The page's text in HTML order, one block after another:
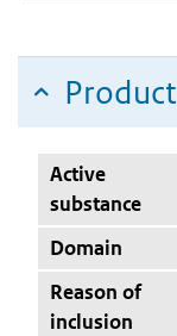
Product
Active
substance
Domain
Reason of
inclusion